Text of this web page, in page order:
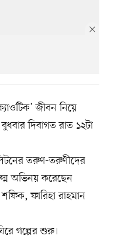
জীবন নিয়ে
দিবাগত রাত ১২টা
তরুণ-তরুণীদের
অভিনয় করেছেন
ফারিহা রাহমান
গল্পের শুরু।